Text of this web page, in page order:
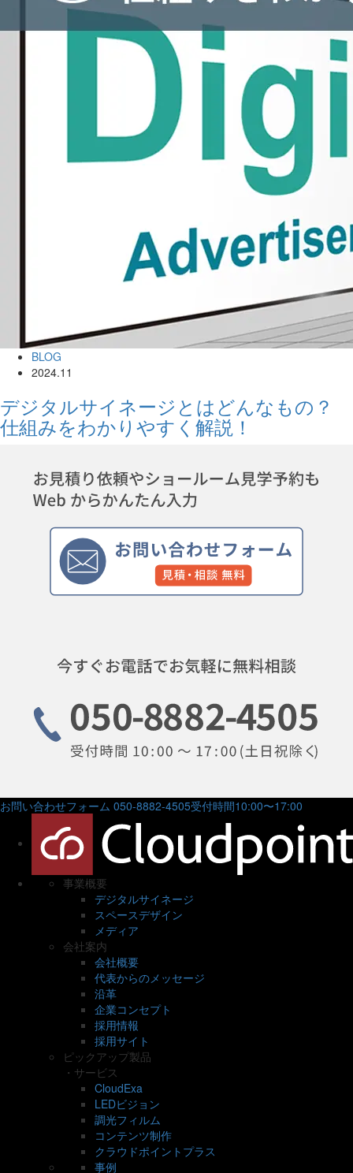
BLOG
2024.11
デジタルサイネージとはどんなもの？
仕組みをわかりやすく解説！
お問い合わせフォーム 050-8882-4505受付時間10:00〜17:00
事業概要
デジタルサイネージ
スペースデザイン
メディア
会社案内
会社概要
代表からのメッセージ
沿革
企業コンセプト
採用情報
採用サイト
ピックアップ製品
・サービス
CloudExa
LEDビジョン
調光フィルム
コンテンツ制作
クラウドポイントプラス
事例